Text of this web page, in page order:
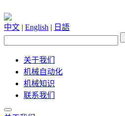
中文 | English | 日語
关于我们
机械自动化
机械知识
联系我们